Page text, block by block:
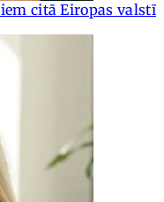
citā Eiropas valstī